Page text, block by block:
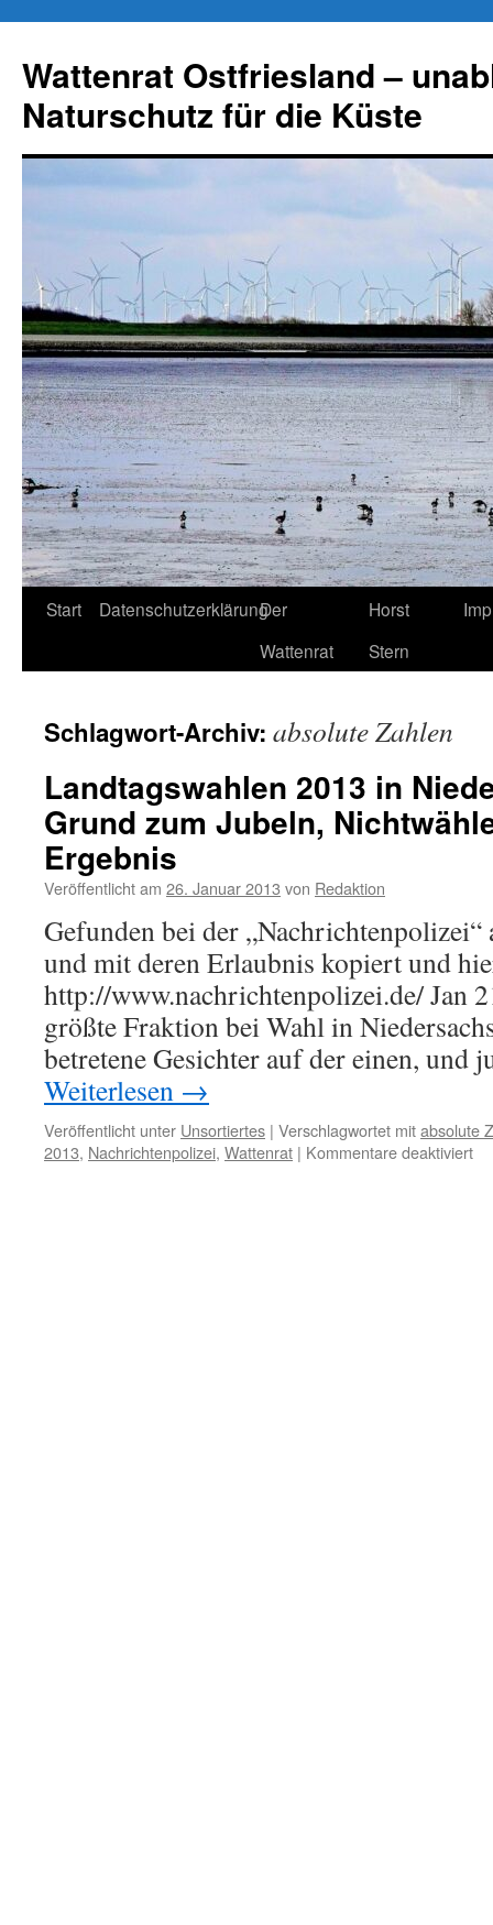
springen
Wattenrat Ostfriesland –
Naturschutz für die Küste
Start DatenschutzerklärungDer
Wattenrat
Horst
Stern
Schlagwort-Archiv: absolute Zahlen
Landtagswahlen 2013 in
Grund zum Jubeln,
Ergebnis
Veröffentlicht am 26. Januar 2013 von Redaktion
Gefunden bei der „Nachrichtenpolizei“
und mit deren Erlaubnis kopiert und
http://www.nachrichtenpolizei.de/ Jan
größte Fraktion bei Wahl in
betretene Gesichter auf der einen, und
Weiterlesen →
Veröffentlicht unter Unsortiertes | Verschlagwortet mitabsolute
2013, Nachrichtenpolizei, Wattenrat | Kommentare deaktiviertfür